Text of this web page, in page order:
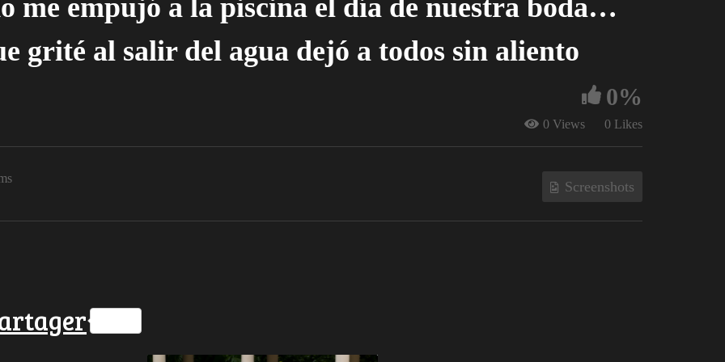
me empujó a la piscina el día de nuestra boda…
grité al salir del agua dejó a todos sin aliento
0%
0 Views 0 Likes
Screenshots